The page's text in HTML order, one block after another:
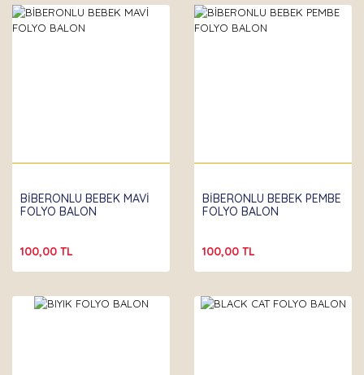
BİBERONLU BEBEK MAVİ
FOLYO BALON
100,00 TL
BİBERONLU BEBEK PEMBE
FOLYO BALON
100,00 TL